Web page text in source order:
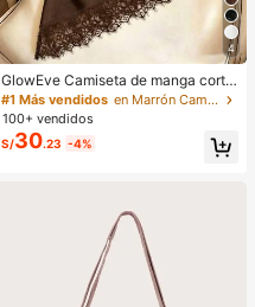
4
GlowEve Camiseta de manga corta
de cuello redondo de unicolor casu
al versátil para uso diario para muje
#1 Más vendidos
en Marrón Camisetas básicas informales
100+ vendidos
S/30.23 -4%